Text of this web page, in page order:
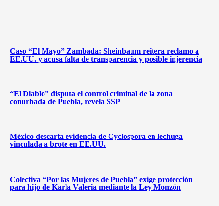
Caso “El Mayo” Zambada: Sheinbaum reitera reclamo a
EE.UU. y acusa falta de transparencia y posible injerencia
“El Diablo” disputa el control criminal de la zona
conurbada de Puebla, revela SSP
México descarta evidencia de Cyclospora en lechuga
vinculada a brote en EE.UU.
Colectiva “Por las Mujeres de Puebla” exige protección
para hijo de Karla Valeria mediante la Ley Monzón